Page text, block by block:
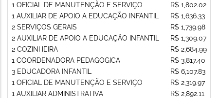
1 OFICIAL DE MANUTENÇÃO E SERVIÇO
1 AUXILIAR DE APOIO A EDUCAÇÃO INFANTIL
2 SERVIÇOS GERAIS
2 AUXILIAR DE APOIO A EDUCAÇÃO INFANTIL
2 COZINHEIRA
1 COORDENADORA PEDAGOGICA
3 EDUCADORA INFANTIL
1 OFICIAL DE MANUTENÇÃO E SERVIÇO
1 AUXILIAR ADMINISTRATIVA
R$ 1,802.02
R$ 1,636.33
R$ 1,739.98
R$ 1,309.07
R$ 2,684.99
R$ 3,817.40
R$ 6,107.83
R$ 2,319.97
R$ 2,892.11